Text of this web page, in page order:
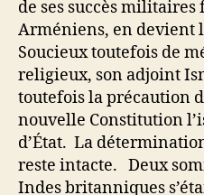
de ses succès militaires
Arméniens, en devient
Soucieux toutefois de
religieux, son adjoint
toutefois la précaution
nouvelle Constitution
d’État. La
reste intacte. Deux
Indes britanniques